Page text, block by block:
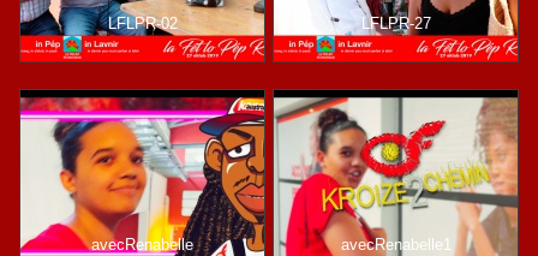
LFLPR-02 LFLPR-27
avecRenabelle avecRenabelle1